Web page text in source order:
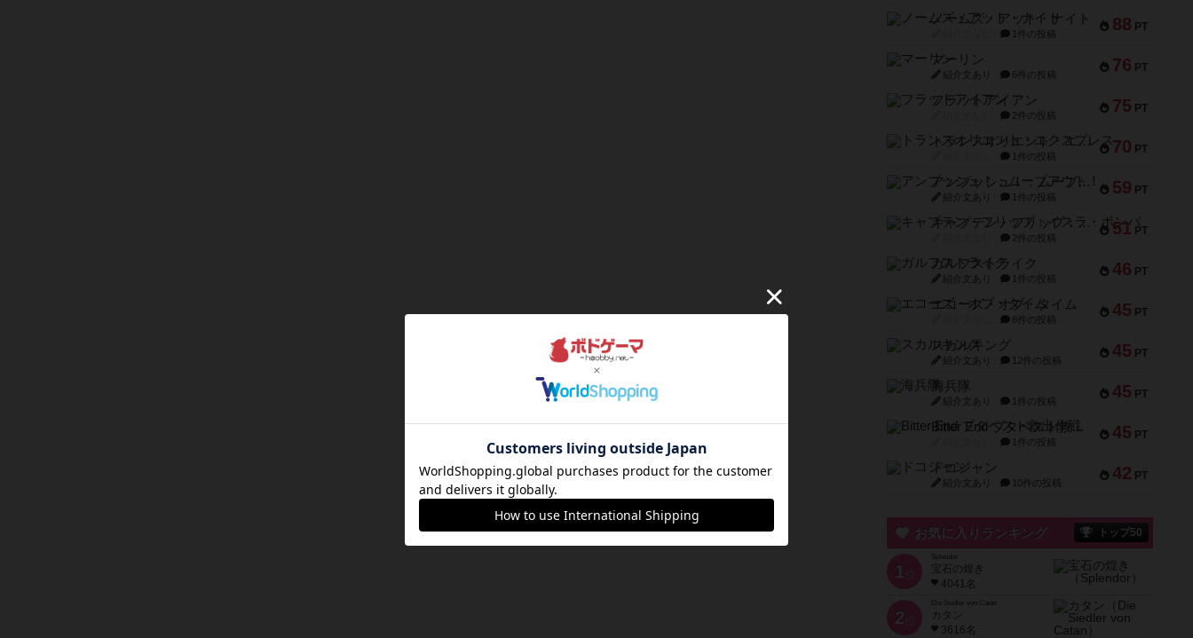
88 PT
ノームズ・アット・ナイト
1件の投稿
76 PT
マーリン
紹介文あり 6件の投稿
75 PT
フラットアイアン
2件の投稿
70 PT
トランスオリエント・エクスプレス
1件の投稿
59 PT
アンブッシュ！：ムーブアウト！
紹介文あり 1件の投稿
51 PT
キャプテン・フリップ：イスラ・ボンバ
2件の投稿
46 PT
ガルフストライク
紹介文あり 1件の投稿
45 PT
エコーズ・オブ・タイム
8件の投稿
45 PT
スカルキング
紹介文あり 12件の投稿
45 PT
海兵隊
紹介文あり 1件の投稿
45 PT
Bitter End ブタペスト救出作戦
1件の投稿
42 PT
ドコジャン
紹介文あり 10件の投稿
お気に入りランキング トップ50
1 位
宝石の煌き
4041名
2 位
Die Siedler von Catan
カタン
3616名